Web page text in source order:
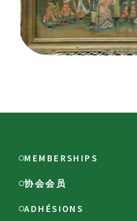
MEMBERSHIPS
协会会员
ADHÉSIONS